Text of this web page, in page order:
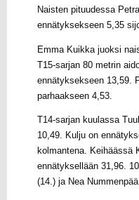
Naisten pituudessa
ennätyksekseen 5,35
Emma Kuikka juoksi
T15-sarjan 80 metrin
ennätyksekseen 13,59.
parhaakseen 4,53.
T14-sarjan kuulassa
10,49. Kulju on
kolmantena. Keihäässä
ennätyksellään 31,96.
(14.) ja Nea